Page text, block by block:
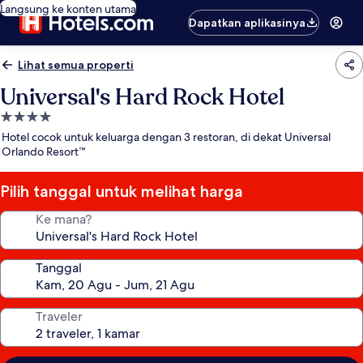
Langsung ke konten utama
Dapatkan aplikasinya
Lihat semua properti
Universal's Hard Rock Hotel
Properti
bintang
4.0
Hotel cocok untuk keluarga dengan 3 restoran, di dekat Universal
Orlando Resort™
Pilih tanggal untuk melihat harga
Ke mana?
Tanggal
Traveler